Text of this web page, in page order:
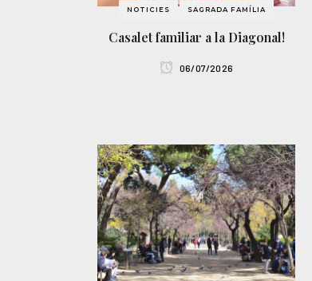
NOTICIES SAGRADA FAMÍLIA
Casalet familiar a la Diagonal!
06/07/2026